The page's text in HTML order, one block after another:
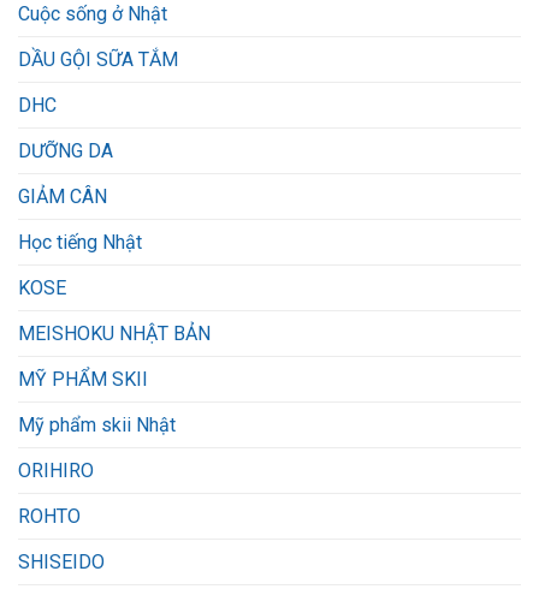
Cuộc sống ở Nhật
DẦU GỘI SỮA TẮM
DHC
DƯỠNG DA
GIẢM CÂN
Học tiếng Nhật
KOSE
MEISHOKU NHẬT BẢN
MỸ PHẨM SKII
Mỹ phẩm skii Nhật
ORIHIRO
ROHTO
SHISEIDO